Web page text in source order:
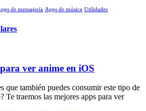
de mensajería Apps de música Utilidades
ver anime en iOS
que también puedes consumir este tipo de
Te traemos las mejores apps para ver